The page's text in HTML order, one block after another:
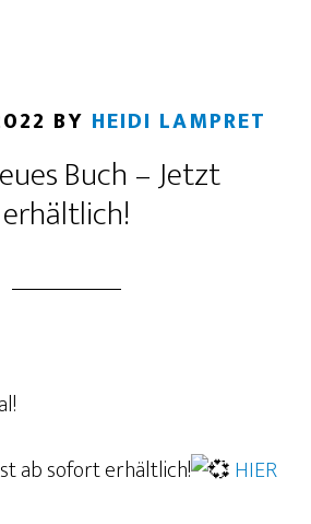
BY HEIDI LAMPRET
Buch – Jetzt
erhältlich!
ab sofort erhältlich!
HIER